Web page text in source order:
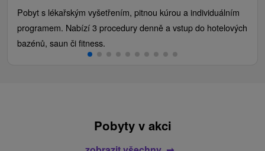
Pobyt s lékařským vyšetřením, pitnou kúrou a individuálním
programem. Nabízí 3 procedury denně a vstup do hotelových
bazénů, saun či fitness.
Pobyty v akci